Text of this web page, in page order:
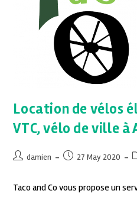
Location de vélos
VTC, vélo de ville à
damien 27 May 2020
Taco and Co vous propose un